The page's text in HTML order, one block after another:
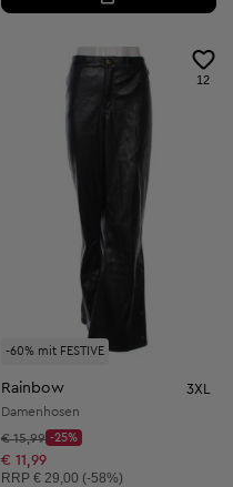
-60% mit FESTIVE
12
Rainbow 3XL
Damenhosen
Startpreis:
€ 15,99
Discount Price:
-25%
Reduzierter Preis:
€ 11,99
Unverbindliche Preisempfehlung:
RRP € 29,00 (-58%)